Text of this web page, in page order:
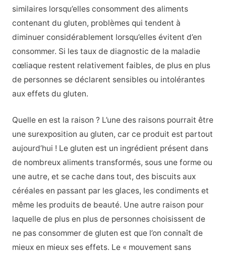
similaires lorsqu’elles consomment des aliments
contenant du gluten, problèmes qui tendent à
diminuer considérablement lorsqu’elles évitent d’en
consommer. Si les taux de diagnostic de la maladie
cœliaque restent relativement faibles, de plus en plus
de personnes se déclarent sensibles ou intolérantes
aux effets du gluten.
Quelle en est la raison ? L’une des raisons pourrait être
une surexposition au gluten, car ce produit est partout
aujourd’hui ! Le gluten est un ingrédient présent dans
de nombreux aliments transformés, sous une forme ou
une autre, et se cache dans tout, des biscuits aux
céréales en passant par les glaces, les condiments et
même les produits de beauté. Une autre raison pour
laquelle de plus en plus de personnes choisissent de
ne pas consommer de gluten est que l’on connaît de
mieux en mieux ses effets. Le « mouvement sans